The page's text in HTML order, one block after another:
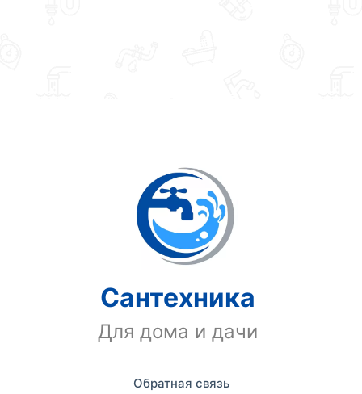
Сантехника
Для дома и дачи
Обратная связь